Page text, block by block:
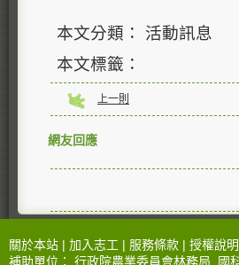
本文分類： 活動訊息
本文標籤：
上一則
網友回應
關於本站 | 加入志工 | 服務條款 | 授權說明
補助單位： 行政院農業委員會林務局 國